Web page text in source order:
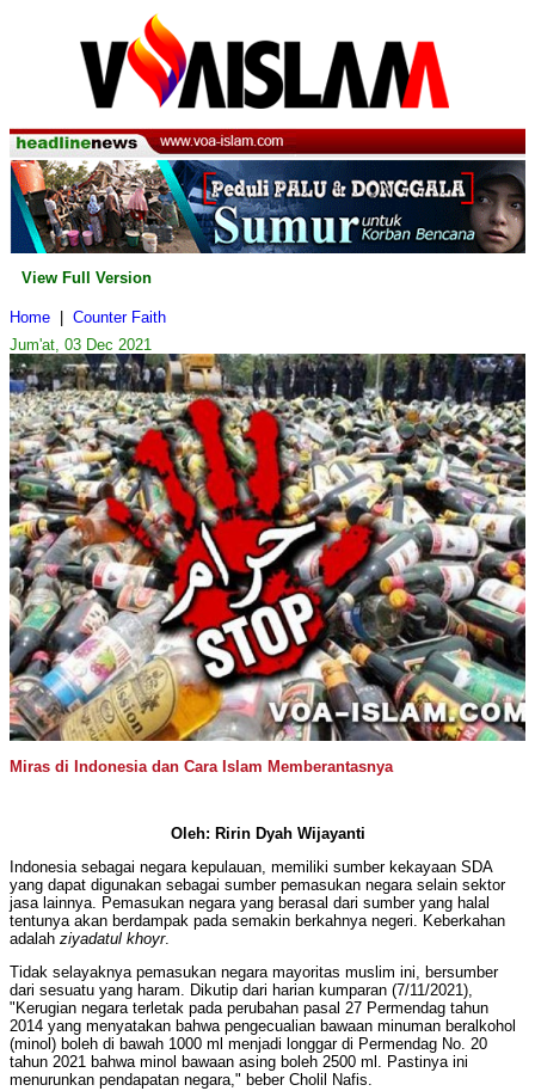
View Full Version
Home
Counter Faith
Jum'at, 03 Dec 2021
Miras di Indonesia dan Cara Islam Memberantasnya
Oleh: Ririn Dyah Wijayanti
Indonesia sebagai negara kepulauan, memiliki sumber kekayaan SDA
yang dapat digunakan sebagai sumber pemasukan negara selain sektor
jasa lainnya. Pemasukan negara yang berasal dari sumber yang halal
tentunya akan berdampak pada semakin berkahnya negeri. Keberkahan
adalah ziyadatul khoyr.
Tidak selayaknya pemasukan negara mayoritas muslim ini, bersumber
dari sesuatu yang haram. Dikutip dari harian kumparan (7/11/2021),
"Kerugian negara terletak pada perubahan pasal 27 Permendag tahun
2014 yang menyatakan bahwa pengecualian bawaan minuman beralkohol
(minol) boleh di bawah 1000 ml menjadi longgar di Permendag No. 20
tahun 2021 bahwa minol bawaan asing boleh 2500 ml. Pastinya ini
menurunkan pendapatan negara," beber Cholil Nafis.